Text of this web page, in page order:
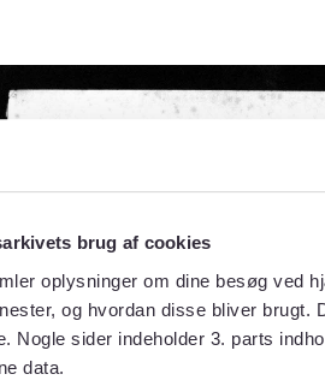
brug af cookies
oplysninger om dine besøg ved
og hvordan disse bliver
Nogle sider indeholder 3. parts
data.